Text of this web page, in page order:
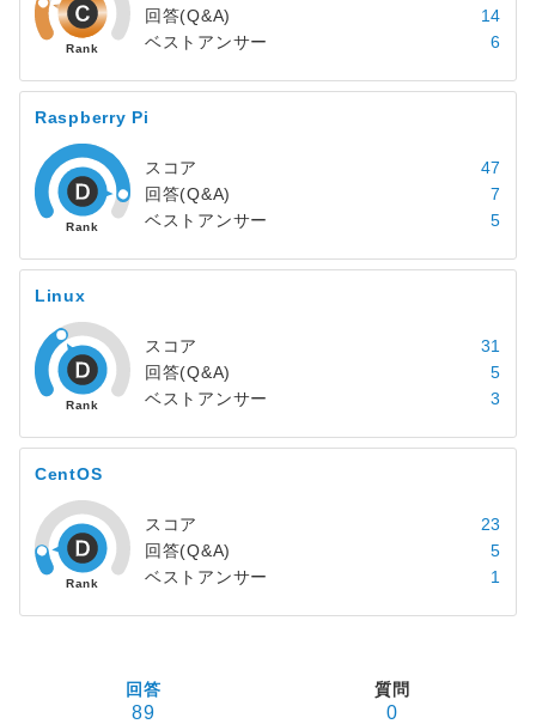
回答(Q&A)
14
ベストアンサー
6
Raspberry Pi
スコア
47
回答(Q&A)
7
ベストアンサー
5
Linux
スコア
31
回答(Q&A)
5
ベストアンサー
3
CentOS
スコア
23
回答(Q&A)
5
ベストアンサー
1
回答
89
質問
0